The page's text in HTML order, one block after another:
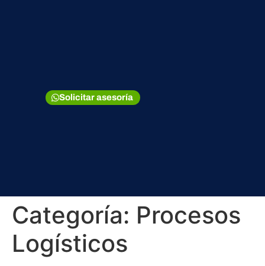
Solicitar asesoría
Categoría: Procesos
Logísticos